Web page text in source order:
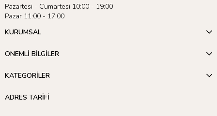
Pazartesi - Cumartesi 10:00 - 19:00
Pazar 11:00 - 17:00
KURUMSAL
ÖNEMLİ BİLGİLER
KATEGORİLER
ADRES TARİFİ